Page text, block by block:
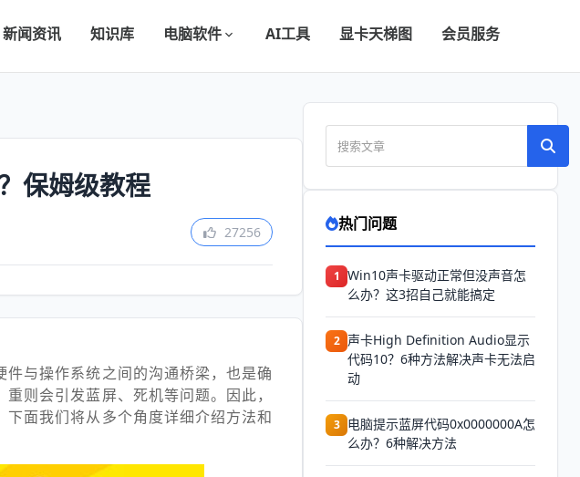
新闻资讯 知识库 电脑软件 AI工具 显卡天梯图 会员服务
保姆级教程
27256
与操作系统之间的沟通桥梁，也是确
则会引发蓝屏、死机等问题。因此，
下面我们将从多个角度详细介绍方法和
热门问题
1 Win10声卡驱动正常但没声音怎
么办？这3招自己就能搞定
2 声卡High Definition Audio显示
代码10？6种方法解决声卡无法启
动
3 电脑提示蓝屏代码0x0000000A怎
么办？6种解决方法